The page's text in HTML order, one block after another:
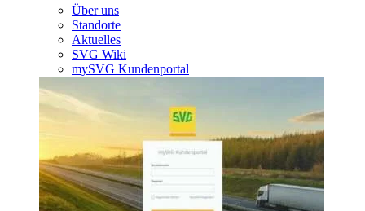
Über uns
Standorte
Aktuelles
SVG Wiki
mySVG Kundenportal